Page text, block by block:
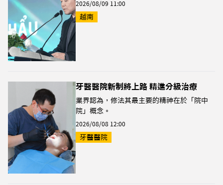
2026/08/09 11:00
越南
牙醫醫院新制將上路 精進分級治療
業界認為，修法其最主要的精神在於「院中
院」概念。
2026/08/08 12:00
牙醫醫院